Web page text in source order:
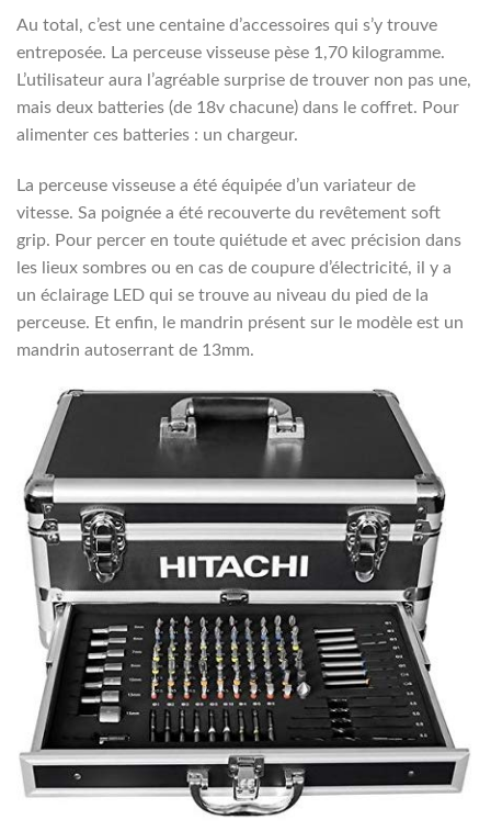
Au total, c’est une centaine d’accessoires qui s’y trouve
entreposée. La perceuse visseuse pèse 1,70 kilogramme.
L’utilisateur aura l’agréable surprise de trouver non pas une,
mais deux batteries (de 18v chacune) dans le coffret. Pour
alimenter ces batteries : un chargeur.
La perceuse visseuse a été équipée d’un variateur de
vitesse. Sa poignée a été recouverte du revêtement soft
grip. Pour percer en toute quiétude et avec précision dans
les lieux sombres ou en cas de coupure d’électricité, il y a
un éclairage LED qui se trouve au niveau du pied de la
perceuse. Et enfin, le mandrin présent sur le modèle est un
mandrin autoserrant de 13mm.